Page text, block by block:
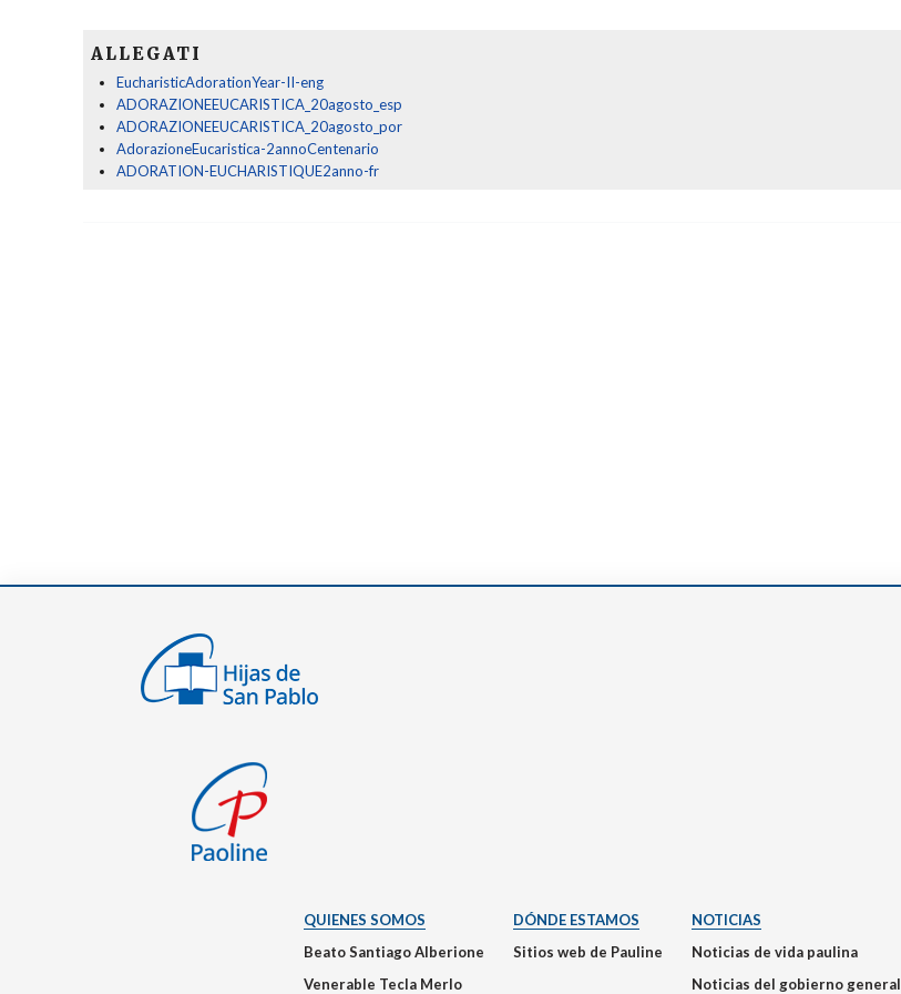
ALLEGATI
EucharisticAdorationYear-II-eng
ADORAZIONEEUCARISTICA_20agosto_esp
ADORAZIONEEUCARISTICA_20agosto_por
AdorazioneEucaristica-2annoCentenario
ADORATION-EUCHARISTIQUE2anno-fr
QUIENES SOMOS
Beato Santiago Alberione
Venerable Tecla Merlo
DÓNDE ESTAMOS
Sitios web de Pauline
NOTICIAS
Noticias de vida paulina
Noticias del gobierno general